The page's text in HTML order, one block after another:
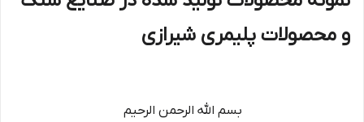
و محصولات پلیمری شیرازی
بسم الله الرحمن الرحیم